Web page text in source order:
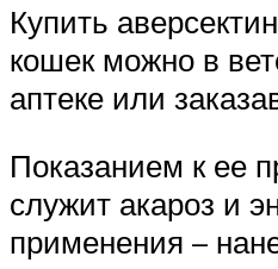
Купить
кошек можно в
аптеке или
Показанием к ее
служит акароз и
применения –